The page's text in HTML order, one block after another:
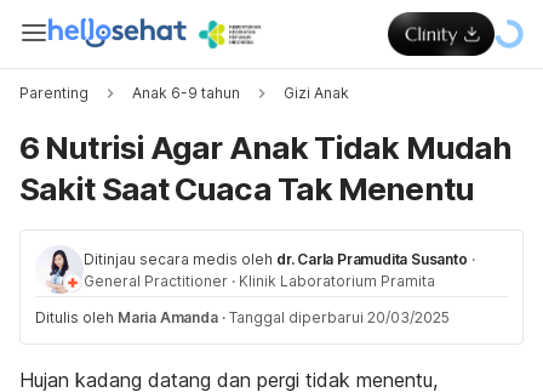
Parenting Anak 6-9 tahun Gizi Anak
6 Nutrisi Agar Anak Tidak Mudah
Sakit Saat Cuaca Tak Menentu
Ditinjau secara medis oleh dr. Carla Pramudita Susanto ·
General Practitioner · Klinik Laboratorium Pramita
Ditulis oleh Maria Amanda · Tanggal diperbarui 20/03/2025
Hujan kadang datang dan pergi tidak menentu,